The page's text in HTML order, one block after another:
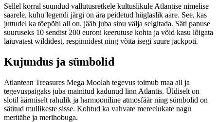
Sellel korral suundud vallutusretkele kultuslikule Atlantise nimelise
saarele, kuhu legendi järgi on ära peidetud hiiglaslik aare. See, kas
juttudel ka tõepõhi all on, jääb juba sinu välja selgitada. Säti panuse
suuruseks 10 sendist 200 euroni keerutuse kohta ja võid kasu lõigata
laiuvatest wildidest, respinnidest ning võita isegi suure jackpoti.
Kujundus ja sümbolid
Atlantean Treasures Mega Moolah tegevus toimub maa all ja
tegevuspaigaks juba mainitud kadunud linn Atlantis. Üldiselt on
slotil äärmiselt rahulik ja harmooniline atmosfäär ning sümbolid on
sätitud mullikeste sisse. Kohtud ka vahvate mereelukate nagu
meritähe ja merihobuga.